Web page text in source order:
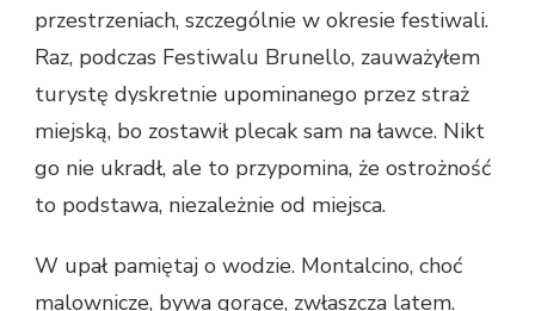
przestrzeniach, szczególnie w okresie festiwali.
Raz, podczas Festiwalu Brunello, zauważyłem
turystę dyskretnie upominanego przez straż
miejską, bo zostawił plecak sam na ławce. Nikt
go nie ukradł, ale to przypomina, że ostrożność
to podstawa, niezależnie od miejsca.
W upał pamiętaj o wodzie. Montalcino, choć
malownicze, bywa gorące, zwłaszcza latem.